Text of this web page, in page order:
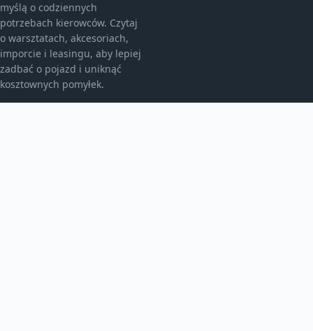
myślą o codziennych
potrzebach kierowców. Czytaj
o warsztatach, akcesoriach,
imporcie i leasingu, aby lepiej
zadbać o pojazd i uniknąć
kosztownych pomyłek.